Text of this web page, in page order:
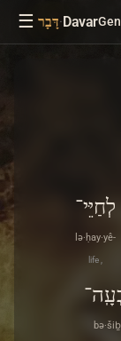
☰ דָּבָר·Davar
לְחַיֵּי־
lə·ḥay·yê-
life ,